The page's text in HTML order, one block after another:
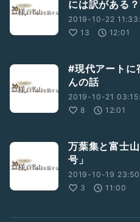
には訳がある？
2019-10-22
13
12:01
#現代アート
んの話
2019-10-21
8
12:01
万葉集と富士
号」
2019-10-19
3
11:00